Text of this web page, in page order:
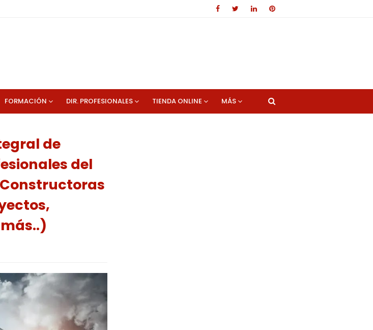
FORMACIÓN DIR. PROFESIONALES TIENDA ONLINE MÁS
de
del